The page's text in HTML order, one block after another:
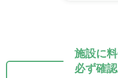
施設に
必ず確